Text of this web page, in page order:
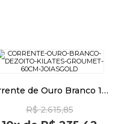
de Ouro Branco 18k
co04020
R$ 2.615,85